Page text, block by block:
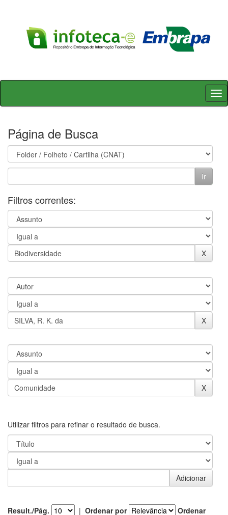
Skip
Página de Busca
Filtros correntes:
Utilizar filtros para refinar o resultado de busca.
Result./Pág. | Ordenar por
Ordenar